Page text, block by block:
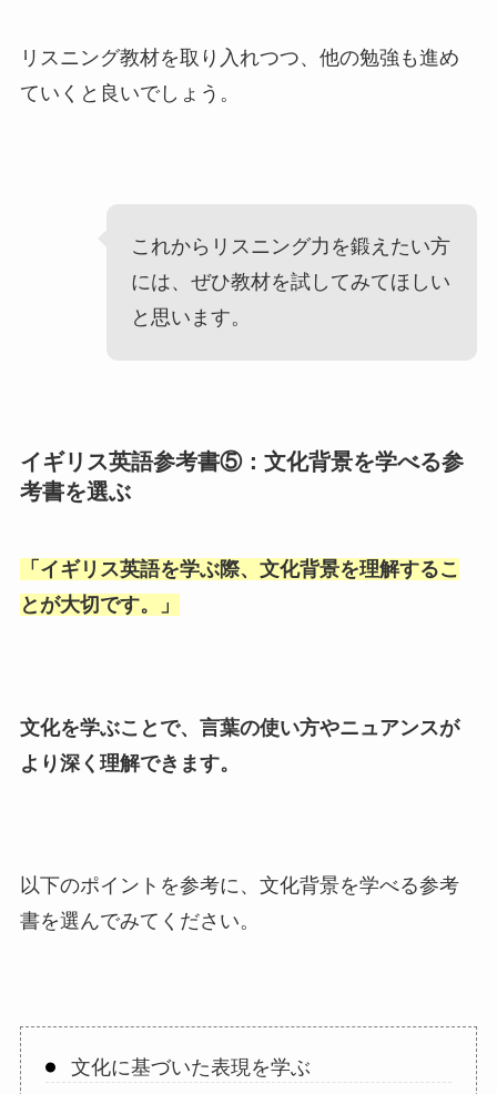
リスニング教材を取り入れつつ、他の勉強も進め
ていくと良いでしょう。
これからリスニング力を鍛えたい方
には、ぜひ教材を試してみてほしい
と思います。
イギリス英語参考書⑤：文化背景を学べる参
考書を選ぶ
「 イギリス英語を学ぶ際、文化背景を理解するこ
とが大切です。
」
文化を学ぶことで、言葉の使い方やニュアンスが
より深く理解できます。
以下のポイントを参考に、文化背景を学べる参考
書を選んでみてください。
文化に基づいた表現を学ぶ